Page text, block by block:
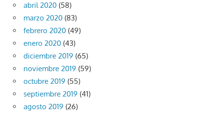
abril 2020 (58)
marzo 2020 (83)
febrero 2020 (49)
enero 2020 (43)
diciembre 2019 (65)
noviembre 2019 (59)
octubre 2019 (55)
septiembre 2019 (41)
agosto 2019 (26)